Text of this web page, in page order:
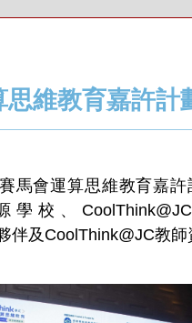
思維教育嘉許計
馬會運算思維教育嘉許
校、
伴及CoolThink@JC教師